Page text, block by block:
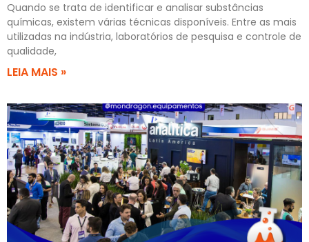
Quando se trata de identificar e analisar substâncias
químicas, existem várias técnicas disponíveis. Entre as mais
utilizadas na indústria, laboratórios de pesquisa e controle de
qualidade,
LEIA MAIS »